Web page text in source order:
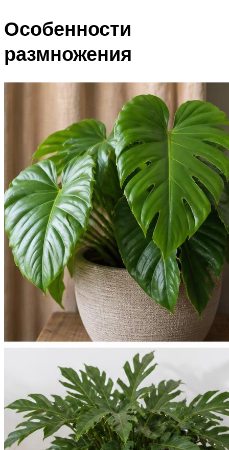
Особенности
размножения